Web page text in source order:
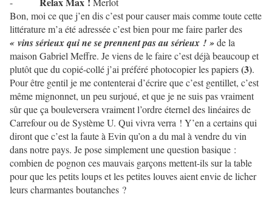
Bon, moi ce que j’en dis c’est pour causer mais comme toute cette
littérature m’a été adressée c’est bien pour me faire parler des
« vins sérieux qui ne se prennent pas au sérieux ! »de la
maison Gabriel Meffre. Je viens de le faire c’est déjà beaucoup et
plutôt que du copié-collé j’ai préféré photocopier les papiers(3).
Pour être gentil je me contenterai d’écrire que c’est gentillet, c’est
même mignonnet, un peu surjoué, et que je ne suis pas vraiment
sûr que ça bouleversera vraiment l’ordre éternel des linéaires de
Carrefour ou de Système U. Qui vivra verra ! Y’en a certains qui
diront que c’est la faute à Evin qu’on a du mal à vendre du vin
dans notre pays. Je pose simplement une question basique :
combien de pognon ces mauvais garçons mettent-ils sur la table
pour que les petits loups et les petites louves aient envie de licher
leurs charmantes boutanches ?